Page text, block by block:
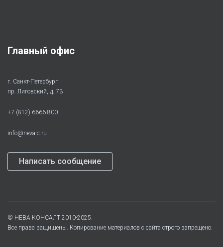
Главный офис
г. Санкт-Петербург
пр. Лиговский, д. 73
+7 (812) 6666-800
info@neva-c.ru
Написать сообщение
© НЕВА КОНСАЛТ 2010-2025.
Все права защищены. Копирование материалов с сайта строго запрещено.